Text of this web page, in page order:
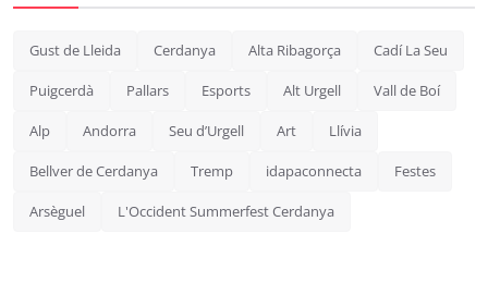
Gust de Lleida Cerdanya Alta Ribagorça Cadí La Seu
Puigcerdà Pallars Esports Alt Urgell Vall de Boí
Alp Andorra Seu d’Urgell Art Llívia
Bellver de Cerdanya Tremp idapaconnecta Festes
Arsèguel L'Occident Summerfest Cerdanya